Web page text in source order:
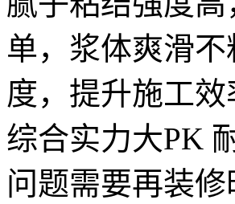
单，浆体爽滑
度，提升施工效
综合实力大PK
问题需要再装